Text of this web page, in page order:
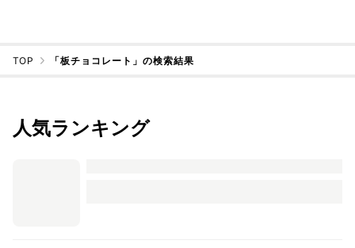
TOP 「板チョコレート」の検索結果
人気ランキング